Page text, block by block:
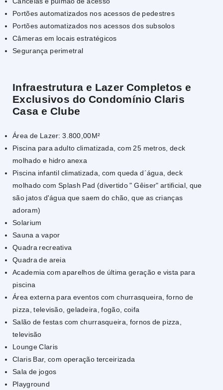
Portões automatizados nos acessos de pedestres
Portões automatizados nos acessos dos subsolos
Câmeras em locais estratégicos
Segurança perimetral
Infraestrutura e Lazer Completos e
Exclusivos do Condomínio Claris
Casa e Clube
Área de Lazer: 3.800,00M²
Piscina para adulto climatizada, com 25 metros, deck
molhado e hidro anexa
Piscina infantil climatizada, com queda d´água, deck
molhado com Splash Pad (divertido " Gêiser" artificial, que
são jatos d'água que saem do chão, que as crianças
adoram)
Solarium
Sauna a vapor
Quadra recreativa
Quadra de areia
Academia com aparelhos de última geração e vista para
piscina
Área externa para eventos com churrasqueira, forno de
pizza, televisão, geladeira, fogão, coifa
Salão de festas com churrasqueira, fornos de pizza,
televisão
Lounge Claris
Claris Bar, com operação terceirizada
Sala de jogos
Playground